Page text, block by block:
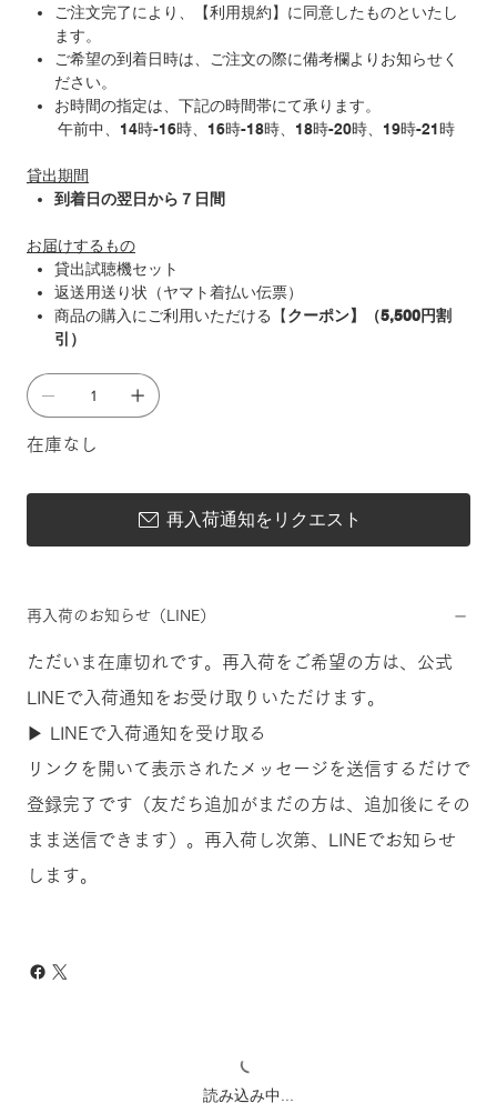
ご注文完了により、【利用規約】に同意したものといたし
ます。
ご希望の到着日時は、ご注文の際に備考欄よりお知らせく
ださい。
お時間の指定は、下記の時間帯にて承ります。
午前中、 14時-16時、 16時-18時、 18時-20時、 19時-21時
貸出期間
到着日の翌日から７日間
お届けするもの
貸出試聴機セット
返送用送り状（ヤマト着払い伝票）
商品の購入にご利用いただける【クーポン】（5,500円割
引）
在庫なし
再入荷通知をリクエスト
再入荷のお知らせ（LINE）
ただいま在庫切れです。再入荷をご希望の方は、公式
LINEで入荷通知をお受け取りいただけます。
▶ LINEで入荷通知を受け取る
リンクを開いて表示されたメッセージを送信するだけで
登録完了です（友だち追加がまだの方は、追加後にその
まま送信できます）。再入荷し次第、LINEでお知らせ
します。
読み込み中...